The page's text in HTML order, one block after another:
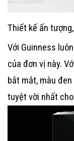
Thiết kế ấn
Với Guinness
của đơn vị này.
bắt mắt, màu
tuyệt vời nhất